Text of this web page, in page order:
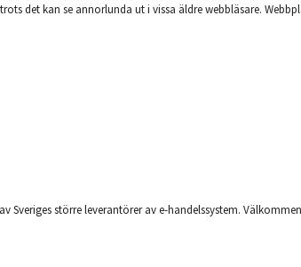
det kan se annorlunda ut i vissa äldre webbläsare.
Sveriges större leverantörer av e-handelssystem.